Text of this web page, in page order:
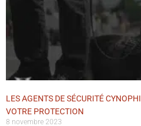
LES AGENTS DE SÉCURITÉ
VOTRE PROTECTION
8 novembre 2023